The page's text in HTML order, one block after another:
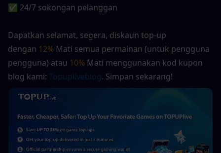
✅ 24/7 sokongan pelanggan
Dapatkan selamat, segera, diskaun top-up
dengan 12% Mati semua permainan (untuk pengguna
pengguna) atau 10% Mati menggunakan kod kupon
blog kami: Topupliveblog. Simpan sekarang!